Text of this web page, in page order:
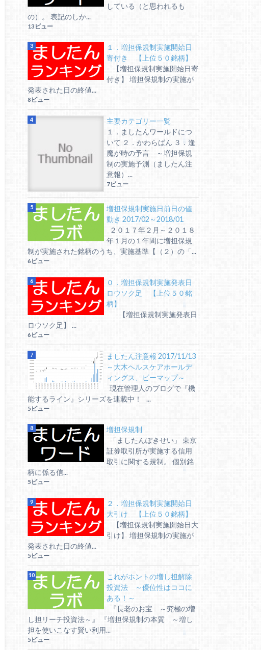
している（と思われるも
の）。 表記のしか...
13ビュー
１．増担保規制実施開始日
寄付き 【上位５０銘柄】
【増担保規制実施開始日寄
付き】 増担保規制の実施が
発表された日の終値...
8ビュー
主要カテゴリー一覧
１．ましたんワールドにつ
いて ２．かわらばん ３．逢
魔が時の予言 ～増担保規
制の実施予測（ましたん注
意報）...
7ビュー
増担保規制実施日前日の値
動き 2017/02～2018/01
２０１７年２月～２０１８
年１月の１年間に増担保規
制が実施された銘柄のうち、実施基準【（２）の「...
6ビュー
０．増担保規制実施発表日
ロウソク足 【上位５０銘
柄】
【増担保規制実施発表日
ロウソク足】 ...
6ビュー
ましたん注意報 2017/11/13
～大木ヘルスケアホールデ
ィングス、ビーマップ～
現在管理人のブログで『機
能するライン』シリーズを連載中！ ...
5ビュー
増担保規制
「ましたんぽきせい」 東京
証券取引所が実施する信用
取引に関する規制。 個別銘
柄に係る信...
5ビュー
２．増担保規制実施開始日
大引け 【上位５０銘柄】
【増担保規制実施開始日大
引け】 増担保規制の実施が
発表された日の終値...
5ビュー
これがホントの増し担解除
投資法 ～優位性はココに
ある！～
『長老のお宝 ～究極の増
し担リーチ投資法～』 『増担保規制の本質 ～増し
担を使いこなす賢い利用...
5ビュー